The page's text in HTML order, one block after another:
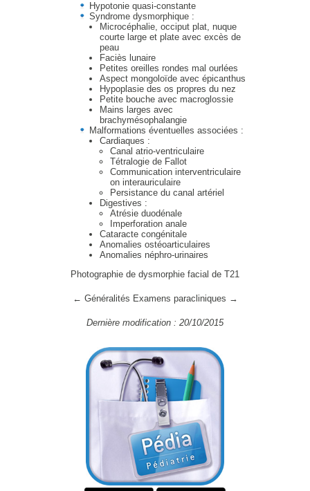
Hypotonie quasi-constante
Syndrome dysmorphique :
Microcéphalie, occiput plat, nuque
courte large et plate avec excès de
peau
Faciès lunaire
Petites oreilles rondes mal ourlées
Aspect mongoloïde avec épicanthus
Hypoplasie des os propres du nez
Petite bouche avec macroglossie
Mains larges avec
brachymésophalangie
Malformations éventuelles associées :
Cardiaques :
Canal atrio-ventriculaire
Tétralogie de Fallot
Communication interventriculaire
on interauriculaire
Persistance du canal artériel
Digestives :
Atrésie duodénale
Imperforation anale
Cataracte congénitale
Anomalies ostéoarticulaires
Anomalies néphro-urinaires
Photographie de dysmorphie facial de T21
← Généralités Examens paracliniques →
Dernière modification : 20/10/2015